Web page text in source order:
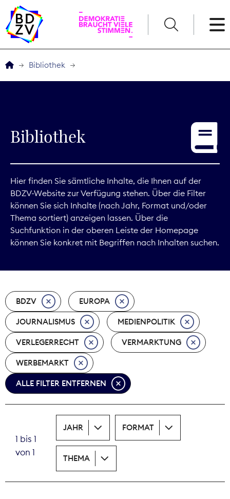
Service
Digitales
Kommunikation
Marktdaten
Nachhaltigkeit
Nachwuchs
Nova Award
Pressefreiheit
Print
Recht
Tarifpolitik
Theodor-Wolff-Preis
Bibliothek
Bibliothek
Hier finden Sie sämtliche Inhalte, die Ihnen auf der
BDZV-Website zur Verfügung stehen. Über die Filter
können Sie sich Inhalte (nach Jahr, Format und/oder
Thema sortiert) anzeigen lassen. Über die
Suchfunktion in der oberen Leiste der Homepage
können Sie konkret mit Begriffen nach Inhalten suchen.
BDZV EUROPA
JOURNALISMUS MEDIENPOLITIK
VERLEGERRECHT VERMARKTUNG
WERBEMARKT
ALLE FILTER ENTFERNEN
1 bis 1
von 1
JAHR FORMAT
THEMA